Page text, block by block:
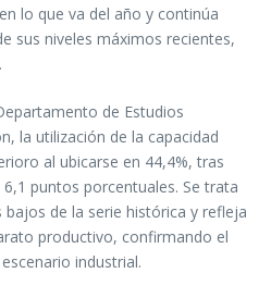
lo que va del año y continúa
sus niveles máximos recientes,
de Estudios
la utilización de la capacidad
al ubicarse en 44,4%, tras
puntos porcentuales. Se trata
de la serie histórica y refleja
productivo, confirmando el
industrial.